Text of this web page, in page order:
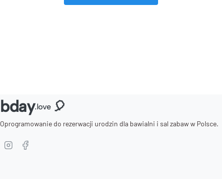
bday.love 🎈
Oprogramowanie do rezerwacji urodzin dla bawialni i sal zabaw w Polsce.